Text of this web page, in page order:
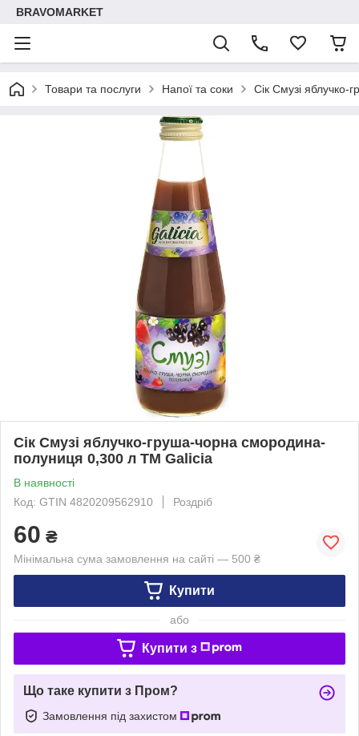
BRAVOMARKET
Товари та послуги Напої та соки Сік Смузі
Сік Смузі яблучко-груша-чорна смородина-
полуниця 0,300 л ТМ Galicia
В наявності
Код: GTIN 4820209562910
Роздріб
60 ₴
Мінімальна сума замовлення на сайті — 500 ₴
Купити
або
Купити з
Що таке купити з Пром?
Замовлення під захистом